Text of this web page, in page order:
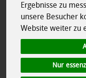
Ergebnisse zu
unsere Besucher
Website weiter zu
Nur